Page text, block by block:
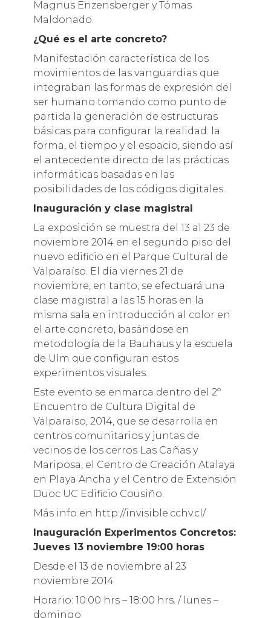
Magnus Enzensberger y Tómas
Maldonado.
¿Qué es el arte concreto?
Manifestación característica de los
movimientos de las vanguardias que
integraban las formas de expresión del
ser humano tomando como punto de
partida la generación de estructuras
básicas para configurar la realidad: la
forma, el tiempo y el espacio, siendo así
el antecedente directo de las prácticas
informáticas basadas en las
posibilidades de los códigos digitales.
Inauguración y clase magistral
La exposición se muestra del 13 al 23 de
noviembre 2014 en el segundo piso del
nuevo edificio en el Parque Cultural de
Valparaíso. El día viernes 21 de
noviembre, en tanto, se efectuará una
clase magistral a las 15 horas en la
misma sala en introducción al color en
el arte concreto, basándose en
metodología de la Bauhaus y la escuela
de Ulm que configuran estos
experimentos visuales.
Este evento se enmarca dentro del 2º
Encuentro de Cultura Digital de
Valparaiso, 2014, que se desarrolla en
centros comunitarios y juntas de
vecinos de los cerros Las Cañas y
Mariposa, el Centro de Creación Atalaya
en Playa Ancha y el Centro de Extensión
Duoc UC Edificio Cousiño.
Más info en http://invisible.cchv.cl/
Inauguración Experimentos Concretos:
Jueves 13 noviembre 19:00 horas
Desde el 13 de noviembre al 23
noviembre 2014
Horario: 10:00 hrs – 18:00 hrs. / lunes –
domingo